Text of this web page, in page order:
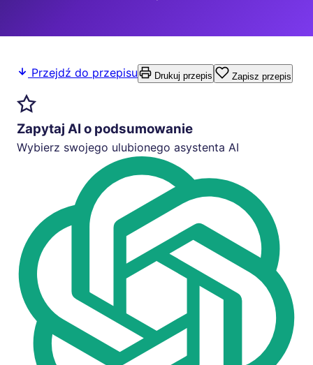
Przejdź do przepisu Drukuj przepis Zapisz przepis
Zapytaj AI o podsumowanie
Wybierz swojego ulubionego asystenta AI